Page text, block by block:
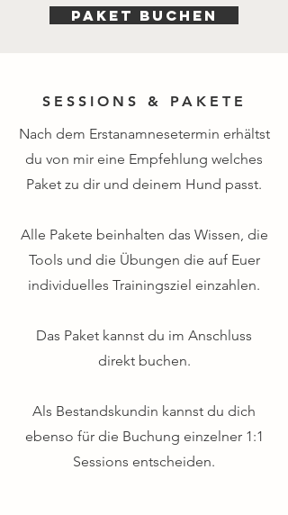
PAKET BUCHEN
SESSIONS & PAKETE
Nach dem Erstanamnesetermin erhältst
du von mir eine Empfehlung welches
Paket zu dir und deinem Hund passt.
Alle Pakete beinhalten das Wissen, die
Tools und die Übungen die auf Euer
individuelles Trainingsziel einzahlen.
Das Paket kannst du im Anschluss
direkt buchen.
Als Bestandskundin kannst du dich
ebenso für die Buchung einzelner 1:1
Sessions entscheiden.